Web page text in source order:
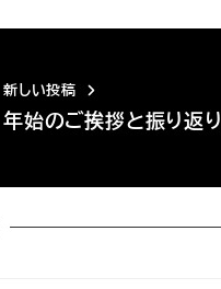
新しい投稿
年始のご挨拶と振り返り